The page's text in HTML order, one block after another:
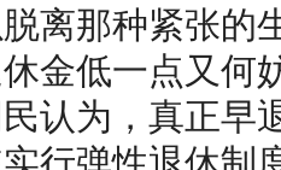
离那种紧张的
金低一点又何
为，真正早